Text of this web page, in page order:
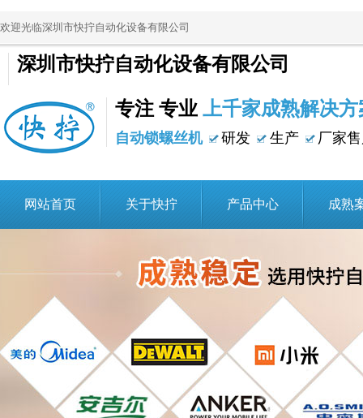
欢迎光临深圳市快拧自动化设备有限公司
深圳市快拧自动化设备有限公司
专注 专业 上千家成熟解决方
自动锁螺丝机 研发 生产 厂家
网站首页 关于快拧 产品中心 成熟